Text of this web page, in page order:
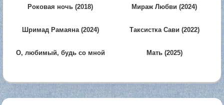
Роковая ночь (2018) Мираж Любви (2024)
Шримад Рамаяна (2024) Таксистка Сави (2022)
О, любимый, будь со мной
Мать (2025)